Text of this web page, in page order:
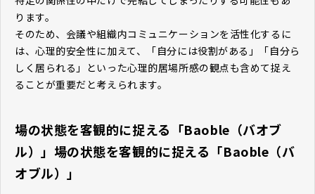
ります。
そのため、会議や組織内コミュニケーションを活性化するに
は、心理的安全性に加えて、「自分には役割がある」「自分ら
しく居られる」といった心理的居場所感の観点も含めて捉え
ることが重要だと考えられます。
場の状態を客観的に捉える「Baoble（バオブ
ル）」場の状態を客観的に捉える「Baoble（バ
オブル）」